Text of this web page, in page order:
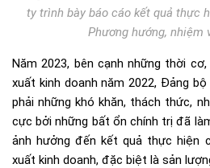
ty trình bày báo cáo kết quả thực
Phương hướng, nhiệm
Năm 2023, bên cạnh những thời
xuất kinh doanh năm 2022, Đảng
phải những khó khăn, thách thức,
cực bởi những bất ổn chính trị đã
ảnh hưởng đến kết quả thực hiện
xuất kinh doanh, đặc biệt là sản